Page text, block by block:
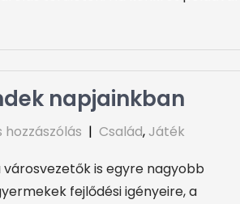
napjainkban
hozzászólás | Család, Játék
városvezetők is egyre nagyobb
fejlődési igényeire, a